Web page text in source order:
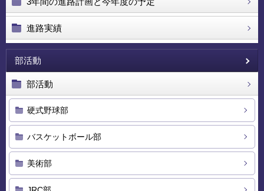
進路実績
部活動
部活動
硬式野球部
バスケットボール部
美術部